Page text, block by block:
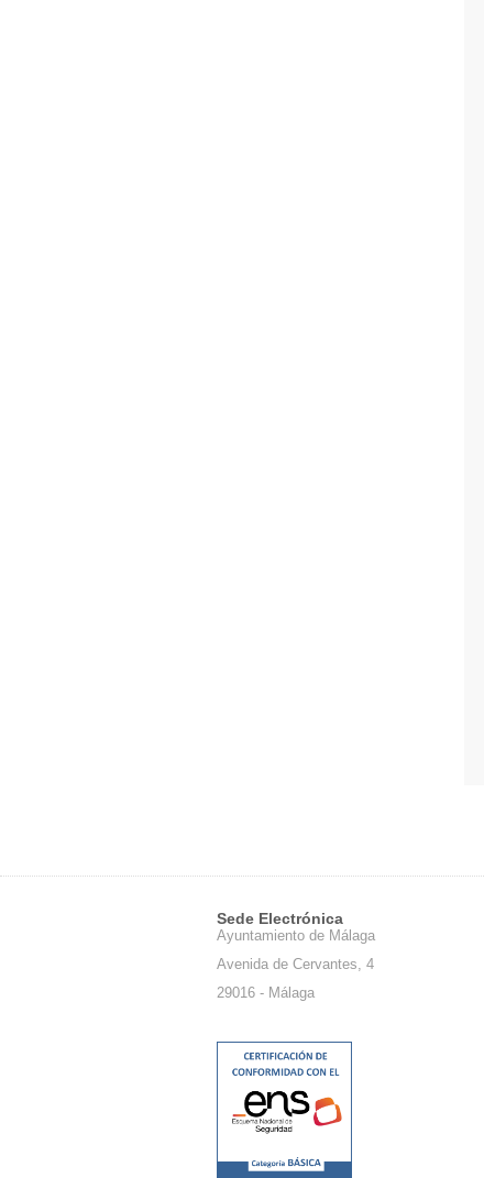
Sede Electrónica
Ayuntamiento de Málaga
Avenida de Cervantes, 4
29016 - Málaga